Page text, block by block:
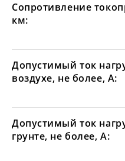
Сопротивление
км:
Допустимый ток
воздухе, не более, А:
Допустимый ток
грунте, не более, А: